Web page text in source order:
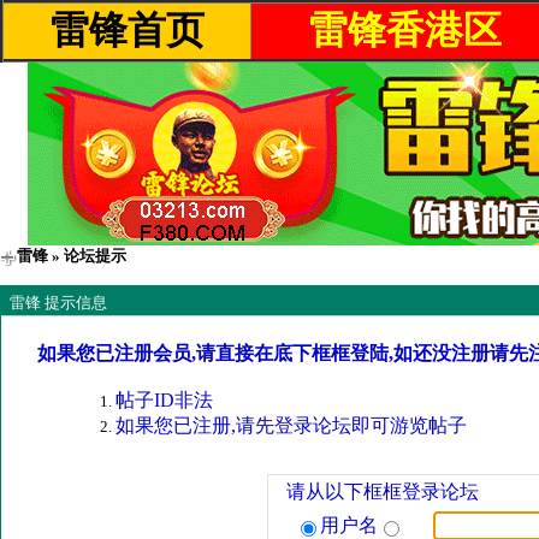
雷锋首页 雷锋香港区
雷锋 » 论坛提示
雷锋 提示信息
如果您已注册会员,请直接在底下框框登陆,如还没注册请先
帖子ID非法
如果您已注册,请先登录论坛即可游览帖子
请从以下框框登录论坛
用户名